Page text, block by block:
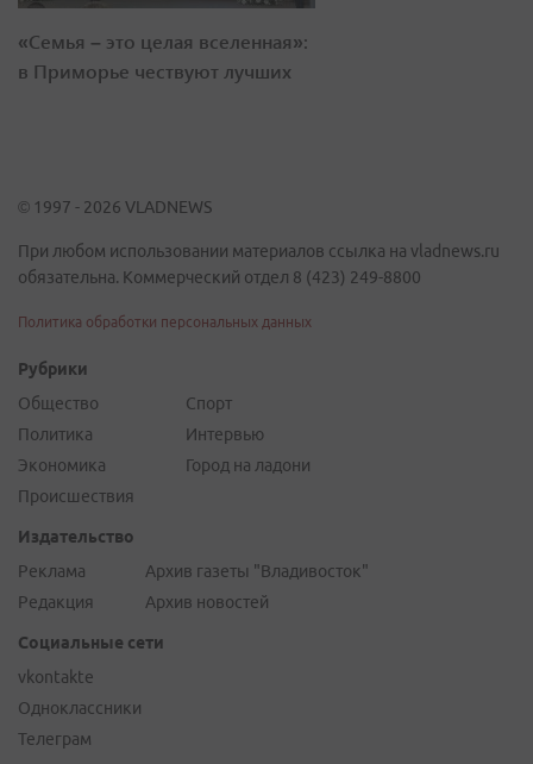
«Семья – это целая вселенная»:
в Приморье чествуют лучших
© 1997 - 2026 VLADNEWS
При любом использовании материалов ссылка на vladnews.ru
обязательна. Коммерческий отдел 8 (423) 249-8800
Политика обработки персональных данных
Рубрики
Общество
Политика
Экономика
Происшествия
Спорт
Интервью
Город на ладони
Издательство
Реклама
Редакция
Архив газеты "Владивосток"
Архив новостей
Социальные сети
vkontakte
Одноклассники
Телеграм